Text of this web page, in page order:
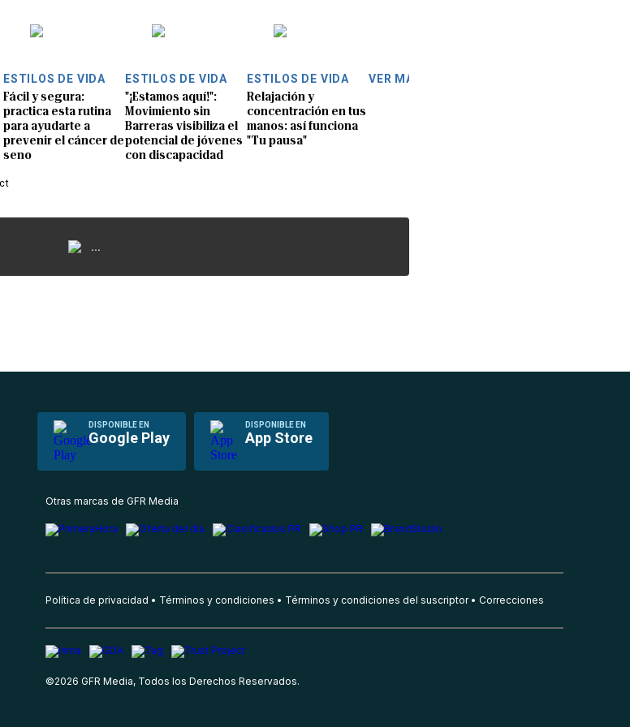
ESTILOS DE VIDA
Fácil y segura:
practica esta rutina
para ayudarte a
prevenir el cáncer de
seno
ESTILOS DE VIDA
"¡Estamos aquí!":
Movimiento sin
Barreras visibiliza el
potencial de jóvenes
con discapacidad
ESTILOS DE VIDA
Relajación y
concentración en tus
manos: así funciona
"Tu pausa"
VER MÁS
...
DISPONIBLE EN
Google Play
DISPONIBLE EN
App Store
Otras marcas de GFR Media
Política de privacidad Términos y condiciones Términos y condiciones del suscriptor Correcciones
©2026 GFR Media, Todos los Derechos Reservados.